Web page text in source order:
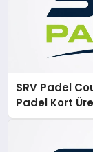
SRV Padel
Padel Kort